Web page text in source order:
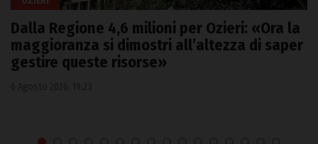
Dalla Regione 4,6 milioni per Ozieri: «Ora la
maggioranza si dimostri all’altezza di saper
gestire queste risorse»